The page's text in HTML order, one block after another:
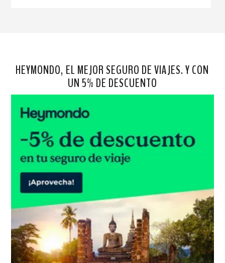
HEYMONDO, EL MEJOR SEGURO DE VIAJES. Y CON
UN 5% DE DESCUENTO